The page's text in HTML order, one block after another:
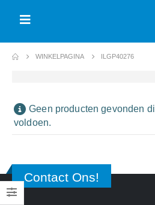
WINKELPAGINA ILGP40276
Geen producten gevonden
voldoen.
Contact Ons!